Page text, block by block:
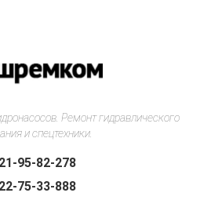
Ремонт гидравлического
и спецтехники.
95-82-278
75-33-888